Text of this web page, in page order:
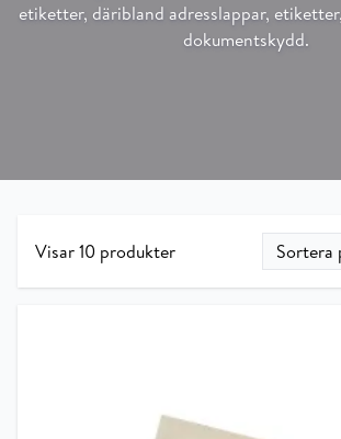
etiketter, däribland adresslappar,
dokumentskydd.
Visar 10 produkter